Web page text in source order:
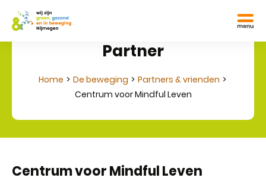
Partner
Home De beweging
Partners & vrienden
Centrum voor Mindful Leven
Centrum voor Mindful Leven